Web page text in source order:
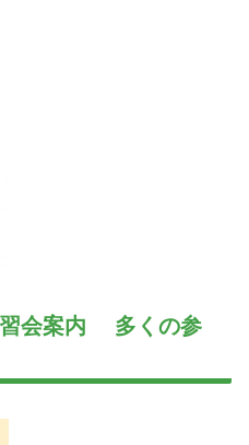
会案内 多くの参